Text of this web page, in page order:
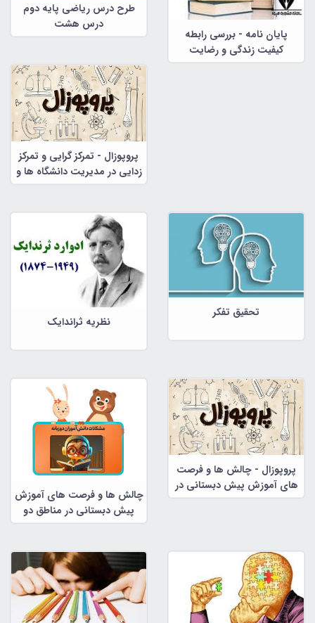
پایان نامه - بررسی رابطه
کیفیت زندگی و رضایت
زناشویی
طرح درس ریاضی پایه دوم
درس هشت
پروپوزال - تمرکز گرایی و تمرکز
زدایی در مدیریت دانشگاه ها و
موسسات آموزش عالی کشور :
تحقیق تفکر
نظریه ثراندایک
پروپوزال - چالش ها و فرصت
های آموزش پیش دبستانی در
مناطق دو زبانه
چالش ها و فرصت های آموزش
پیش دبستانی در مناطق دو
زبانه